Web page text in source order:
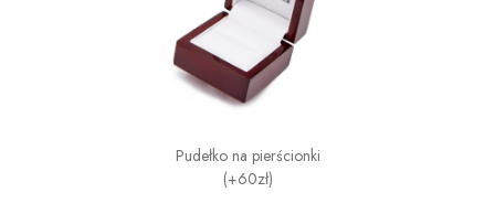
Pudełko na pierścionki
(+60zł)